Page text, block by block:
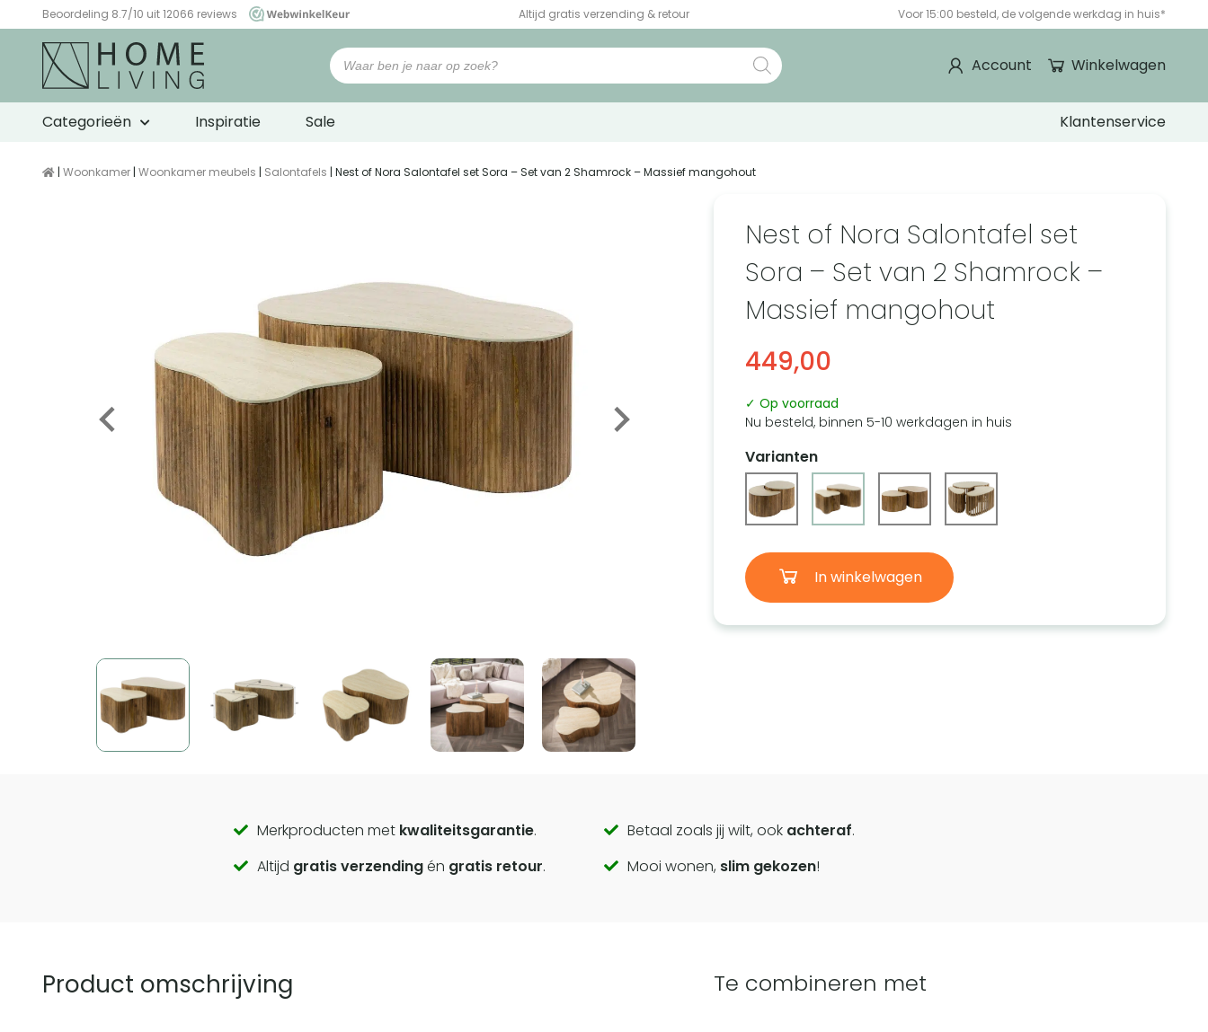
Beoordeling 8.7/10 uit 12066 reviews
WebwinkelKeur
Altijd gratis verzending & retour Voor 15:00 besteld, de volgende werkdag in huis*
Winkelwagen
Account
Categorieën Inspiratie Sale Klantenservice
| Woonkamer | Woonkamer meubels | Salontafels | Nest of Nora Salontafel set Sora – Set van 2 Shamrock – Massief mangohout
Nest of Nora Salontafel set
Sora – Set van 2 Shamrock –
Massief mangohout
449,00
✓ Op voorraad
Nu besteld, binnen 5-10 werkdagen in huis
Varianten
In winkelwagen
Call
to
Merkproducten met kwaliteitsgarantie. Betaal zoals jij wilt, ook achteraf.
Altijd gratis verzendingén gratis retour. Mooi wonen, slim gekozen!
Product omschrijving Te combineren met